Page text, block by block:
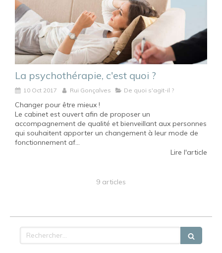
La psychothérapie, c'est quoi ?
10 Oct 2017 Rui Gonçalves De quoi s'agit-il ?
Changer pour être mieux !
Le cabinet est ouvert afin de proposer un
accompagnement de qualité et bienveillant aux personnes
qui souhaitent apporter un changement à leur mode de
fonctionnement af...
Lire l'article
9 articles
Rechercher